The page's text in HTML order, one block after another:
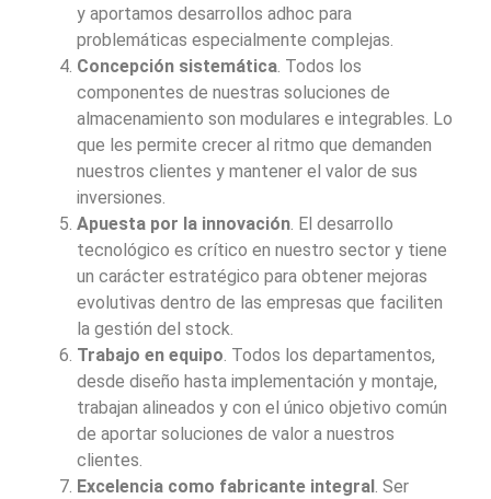
y aportamos desarrollos adhoc para
problemáticas especialmente complejas.
Concepción sistemática. Todos los
componentes de nuestras soluciones de
almacenamiento son modulares e integrables. Lo
que les permite crecer al ritmo que demanden
nuestros clientes y mantener el valor de sus
inversiones.
Apuesta por la innovación. El desarrollo
tecnológico es crítico en nuestro sector y tiene
un carácter estratégico para obtener mejoras
evolutivas dentro de las empresas que faciliten
la gestión del stock.
Trabajo en equipo. Todos los departamentos,
desde diseño hasta implementación y montaje,
trabajan alineados y con el único objetivo común
de aportar soluciones de valor a nuestros
clientes.
Excelencia como fabricante integral. Ser